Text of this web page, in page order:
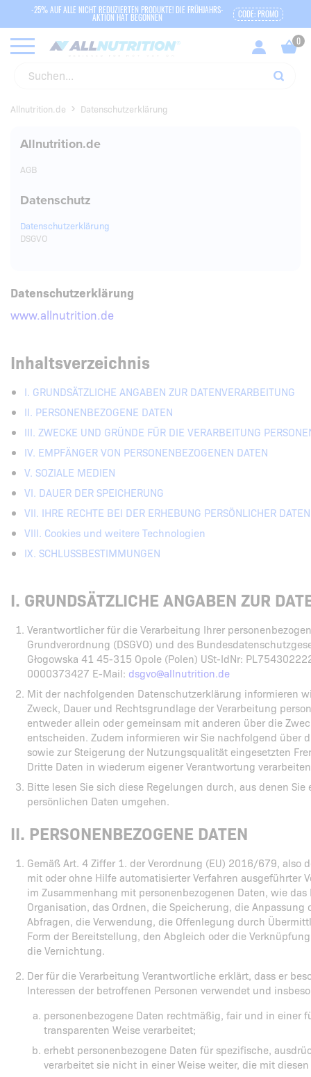
-25% AUF ALLE NICHT REDUZIERTEN PRODUKTE! DIE FRÜHJAHRS-
AKTION HAT BEGONNEN CODE: PROMO
Allnutrition.de Datenschutzerklärung
Allnutrition.de
AGB
Datenschutz
Datenschutzerklärung
DSGVO
Datenschutzerklärung
www.allnutrition.de
Inhaltsverzeichnis
I. GRUNDSÄTZLICHE ANGABEN ZUR DATENVERARBEITUNG
II. PERSONENBEZOGENE DATEN
III. ZWECKE UND GRÜNDE FÜR DIE VERARBEITUNG
IV. EMPFÄNGER VON PERSONENBEZOGENEN DATEN
V. SOZIALE MEDIEN
VI. DAUER DER SPEICHERUNG
VII. IHRE RECHTE BEI DER ERHEBUNG PERSÖNLICHER DATEN
VIII. Cookies und weitere Technologien
IX. SCHLUSSBESTIMMUNGEN
I. GRUNDSÄTZLICHE ANGABEN ZUR
Verantwortlicher für die Verarbeitung Ihrer
Grundverordnung (DSGVO) und des
Głogowska 41 45-315 Opole (Polen) USt-IdNr:
0000373427 E-Mail: dsgvo@allnutrition.de
Mit der nachfolgenden Datenschutzerklärung informieren
Zweck, Dauer und Rechtsgrundlage der Verarbeitung
entweder allein oder gemeinsam mit anderen über die
entscheiden. Zudem informieren wir Sie nachfolgend über
sowie zur Steigerung der Nutzungsqualität eingesetzten
Dritte Daten in wiederum eigener Verantwortung
Bitte lesen Sie sich diese Regelungen durch, aus denen
persönlichen Daten umgehen.
II. PERSONENBEZOGENE DATEN
Gemäß Art. 4 Ziffer 1. der Verordnung (EU) 2016/679, also
mit oder ohne Hilfe automatisierter Verfahren ausgeführter
im Zusammenhang mit personenbezogenen Daten, wie das
Organisation, das Ordnen, die Speicherung, die Anpassung
Abfragen, die Verwendung, die Offenlegung durch
Form der Bereitstellung, den Abgleich oder die
die Vernichtung.
Der für die Verarbeitung Verantwortliche erklärt, dass er
Interessen der betroffenen Personen verwendet und
personenbezogene Daten rechtmäßig, fair und in einer
transparenten Weise verarbeitet;
erhebt personenbezogene Daten für spezifische,
verarbeitet sie nicht in einer Weise weiter, die mit